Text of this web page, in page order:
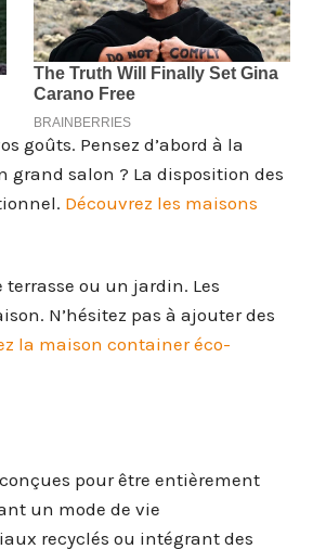
goûts. Pensez d’abord à la
grand salon ? La disposition des
Découvrez les maisons
ou un jardin. Les
N’hésitez pas à ajouter des
la maison container éco-
pour être entièrement
un mode de vie
recyclés ou intégrant des